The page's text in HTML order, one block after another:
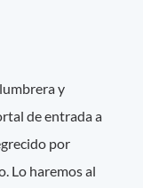
y
de entrada a
por
Lo haremos al